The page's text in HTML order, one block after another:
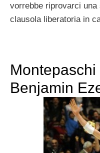
vorrebbe riprovarci
clausola liberatoria in
Benjamin